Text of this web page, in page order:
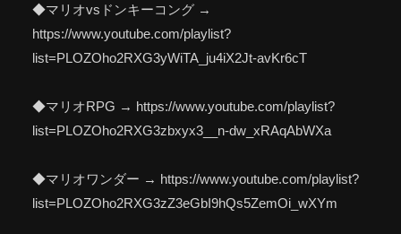
◆マリオvsドンキーコング →
https://www.youtube.com/playlist?
list=PLOZOho2RXG3yWiTA_ju4iX2Jt-avKr6cT
◆マリオRPG → https://www.youtube.com/playlist?
list=PLOZOho2RXG3zbxyx3__n-dw_xRAqAbWXa
◆マリオワンダー → https://www.youtube.com/playlist?
list=PLOZOho2RXG3zZ3eGbI9hQs5ZemOi_wXYm